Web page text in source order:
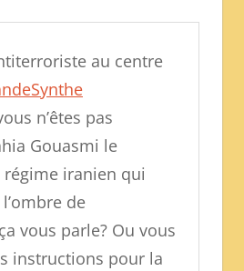
au centre
n’êtes pas
Gouasmi le
iranien qui
de
vous parle? Ou vous
instructions pour la